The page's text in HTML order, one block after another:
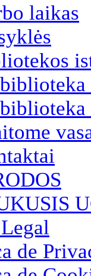
laikas
de